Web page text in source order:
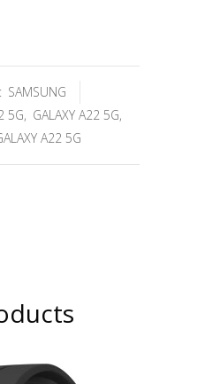
SAMSUNG
5G, GALAXY A22 5G,
A22 5G